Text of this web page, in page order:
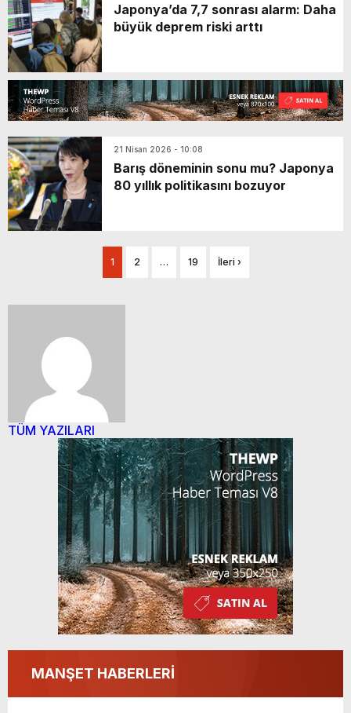
Japonya’da 7,7 sonrası alarm: Daha
büyük deprem riski arttı
21 Nisan 2026 - 10:08
Barış döneminin sonu mu? Japonya
80 yıllık politikasını bozuyor
1 2 … 19 İleri ›
TÜM YAZILARI
MANŞET HABERLERİ